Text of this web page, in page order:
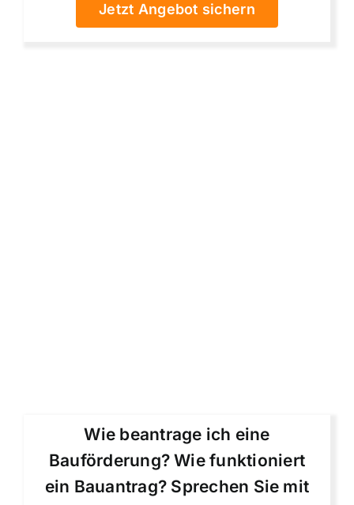
Jetzt Angebot sichern
Wie beantrage ich eine
Bauförderung? Wie funktioniert
ein Bauantrag? Sprechen Sie mit